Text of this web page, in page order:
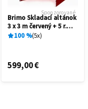
Sponzorované
Brimo Skladací altánok
3 x 3 m červený + 5 r.
záruka
100 % 5x
599,00 €